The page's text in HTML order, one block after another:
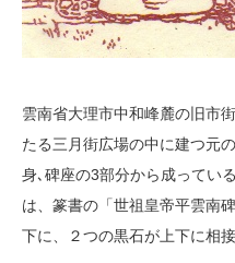
雲南省大理市中和峰麓の旧市
たる三月街広場の中に建つ元
身､碑座の3部分から成ってい
は、篆書の「世祖皇帝平雲南
下に、２つの黒石が上下に相